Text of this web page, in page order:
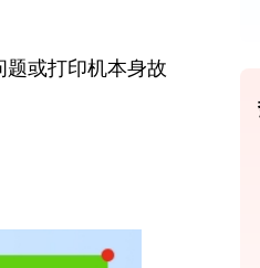
或打印机本身故